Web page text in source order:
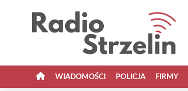
WIADOMOŚCI POLICJA FIRMY